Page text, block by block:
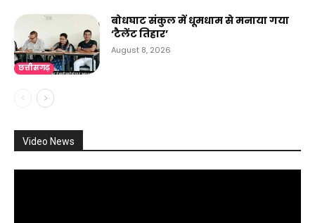
छत्तीसगढ़
बोधघाट संकुल में धूमधाम से मनाया गया
‘टैलेंट तिहार’
August 8, 2026
Video News